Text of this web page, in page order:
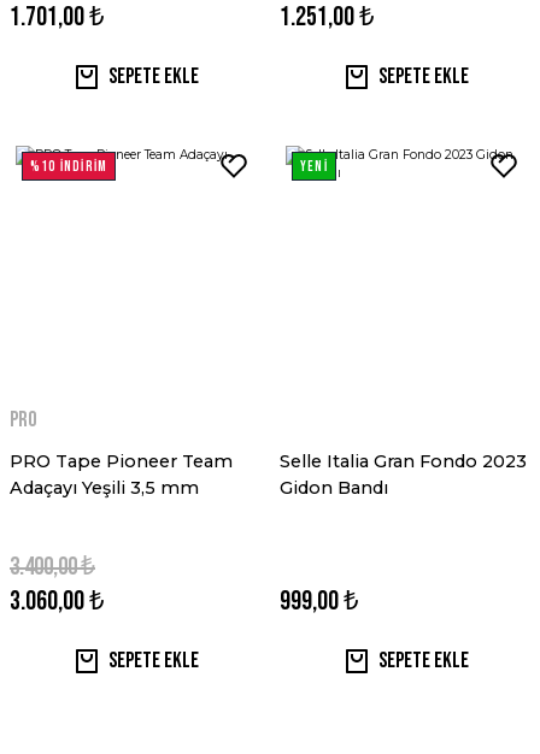
1.701,00 ₺
Sepete Ekle
1.251,00 ₺
Sepete Ekle
%10 İNDİRİM
PRO
PRO Tape Pioneer Team
Adaçayı Yeşili 3,5 mm
3.060,00 ₺
3.400,00 ₺
Sepete Ekle
YENİ
Selle Italia Gran Fondo 2023
Gidon Bandı
999,00 ₺
Sepete Ekle